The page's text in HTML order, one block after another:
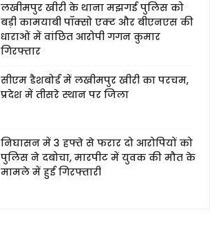
लखीमपुर खीरी के थाना मझगई पुलिस को
बड़ी कामयाबी पॉक्सो एक्ट और बीएनएस की
धाराओं में वांछित आरोपी गगन कुमार
गिरफ्तार
सीएम डैशबोर्ड में लखीमपुर खीरी का परचम,
प्रदेश में तीसरे स्थान पर जिला
निघासन में 3 हफ्ते से फरार दो आरोपियों को
पुलिस ने दबोचा, मारपीट में युवक की मौत के
मामले में हुई गिरफ्तारी